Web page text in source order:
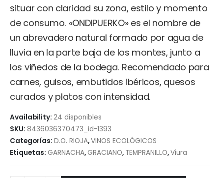
situar con claridad su zona, estilo y momento
de consumo. «ONDIPUERKO» es el nombre de
un abrevadero natural formado por agua de
lluvia en la parte baja de los montes, junto a
los viñedos de la bodega. Recomendado para
carnes, guisos, embutidos ibéricos, quesos
curados y platos con intensidad.
Availability: 24 disponibles
SKU: 8436036370473_id-1393
Categorías: D.O. RIOJA,VINOS ECOLÓGICOS
Etiquetas: GARNACHA,GRACIANO, TEMPRANILLO,Viura